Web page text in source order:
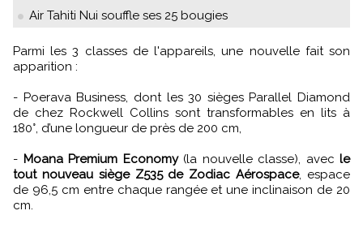
Air Tahiti Nui souffle ses 25 bougies
Parmi les 3 classes de l'appareils, une nouvelle fait son
apparition :
- Poerava Business, dont les 30 sièges Parallel Diamond
de chez Rockwell Collins sont transformables en lits à
180°, d’une longueur de près de 200 cm,
- Moana Premium Economy (la nouvelle classe), avec le
tout nouveau siège Z535 de Zodiac Aérospace, espace
de 96,5 cm entre chaque rangée et une inclinaison de 20
cm.